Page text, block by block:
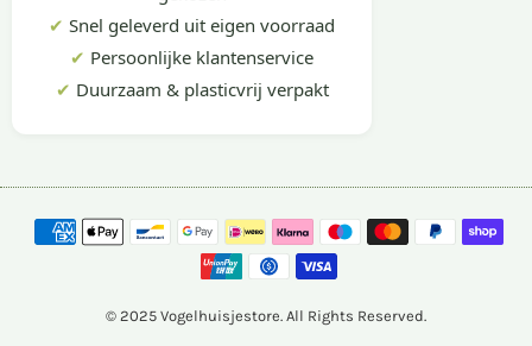
✔ Snel geleverd uit eigen voorraad
✔ Persoonlijke klantenservice
✔ Duurzaam & plasticvrij verpakt
© 2025 Vogelhuisjestore. All Rights Reserved.